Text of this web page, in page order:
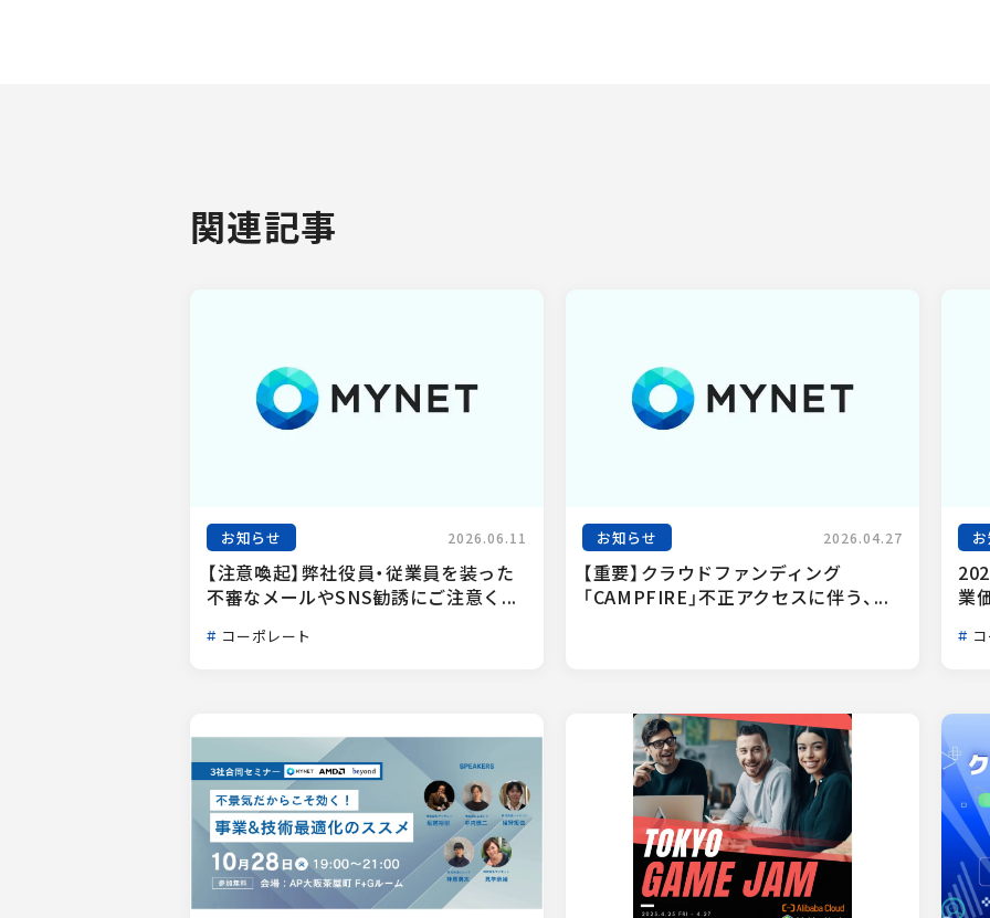
関連記事
お知らせ 2026.06.11
【注意喚起】弊社役員・従業員を装った
不審なメールやSNS勧誘にご注意く...
コーポレート
お知らせ 2026.04.27
【重要】クラウドファンディング
「CAMPFIRE」不正アクセスに伴う、...
業